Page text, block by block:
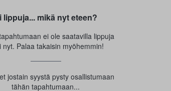
lippuja... mikä nyt eteen?
ei ole saatavilla lippuja
nyt. Palaa takaisin myöhemmin!
jostain syystä pysty osallistumaan
tähän tapahtumaan...